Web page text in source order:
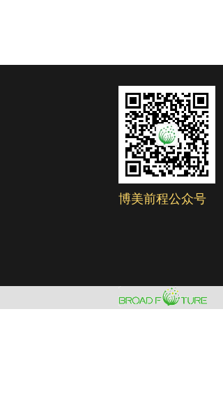
博美前程公众号